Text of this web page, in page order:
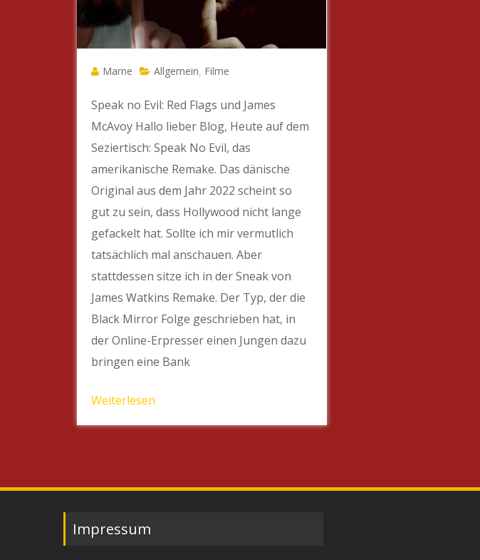
Marne Allgemein Filme
Speak no Evil: Red Flags und James
McAvoy Hallo lieber Blog, Heute auf dem
Seziertisch: Speak No Evil, das
amerikanische Remake. Das dänische
Original aus dem Jahr 2022 scheint so
gut zu sein, dass Hollywood nicht lange
gefackelt hat. Sollte ich mir vermutlich
tatsächlich mal anschauen. Aber
stattdessen sitze ich in der Sneak von
James Watkins Remake. Der Typ, der die
Black Mirror Folge geschrieben hat, in
der Online-Erpresser einen Jungen dazu
bringen eine Bank
Weiterlesen
Impressum